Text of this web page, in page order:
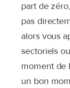
part de
pas
alors vous
sectoriels
moment de
un bon